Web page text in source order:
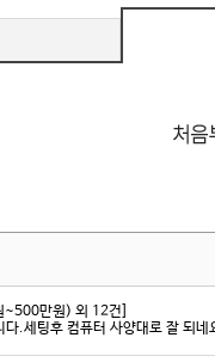
~500만원) 외 12건]
.세팅후 컴퓨터 사양대로 잘 되